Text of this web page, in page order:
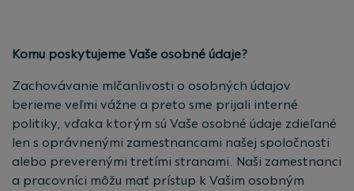
Komu poskytujeme Vaše osobné údaje?
Zachovávanie mlčanlivosti o osobných údajov
berieme veľmi vážne a preto sme prijali interné
politiky, vďaka ktorým sú Vaše osobné údaje zdieľané
len s oprávnenými zamestnancami našej spoločnosti
alebo preverenými tretími stranami. Naši zamestnanci
a pracovníci môžu mať prístup k Vašim osobným